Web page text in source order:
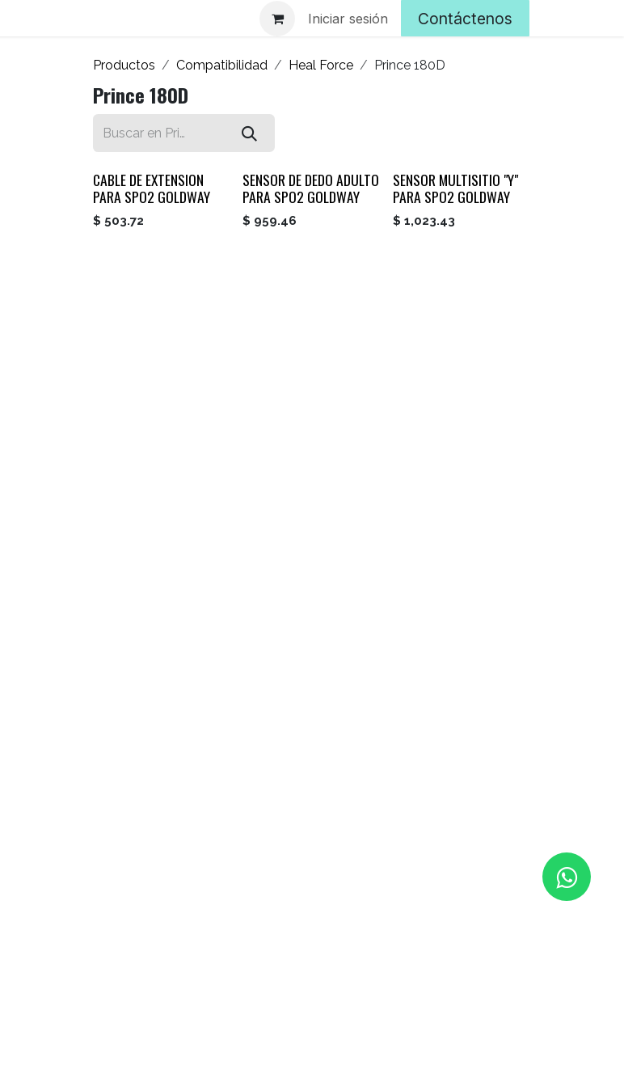
Iniciar sesión Contáctenos
Productos Compatibilidad Heal Force Prince 180D
Prince 180D
CABLE DE EXTENSION
PARA SPO2 GOLDWAY
$ 503.72
SENSOR DE DEDO ADULTO
PARA SPO2 GOLDWAY
$ 959.46
SENSOR MULTISITIO "Y"
PARA SPO2 GOLDWAY
$ 1,023.43